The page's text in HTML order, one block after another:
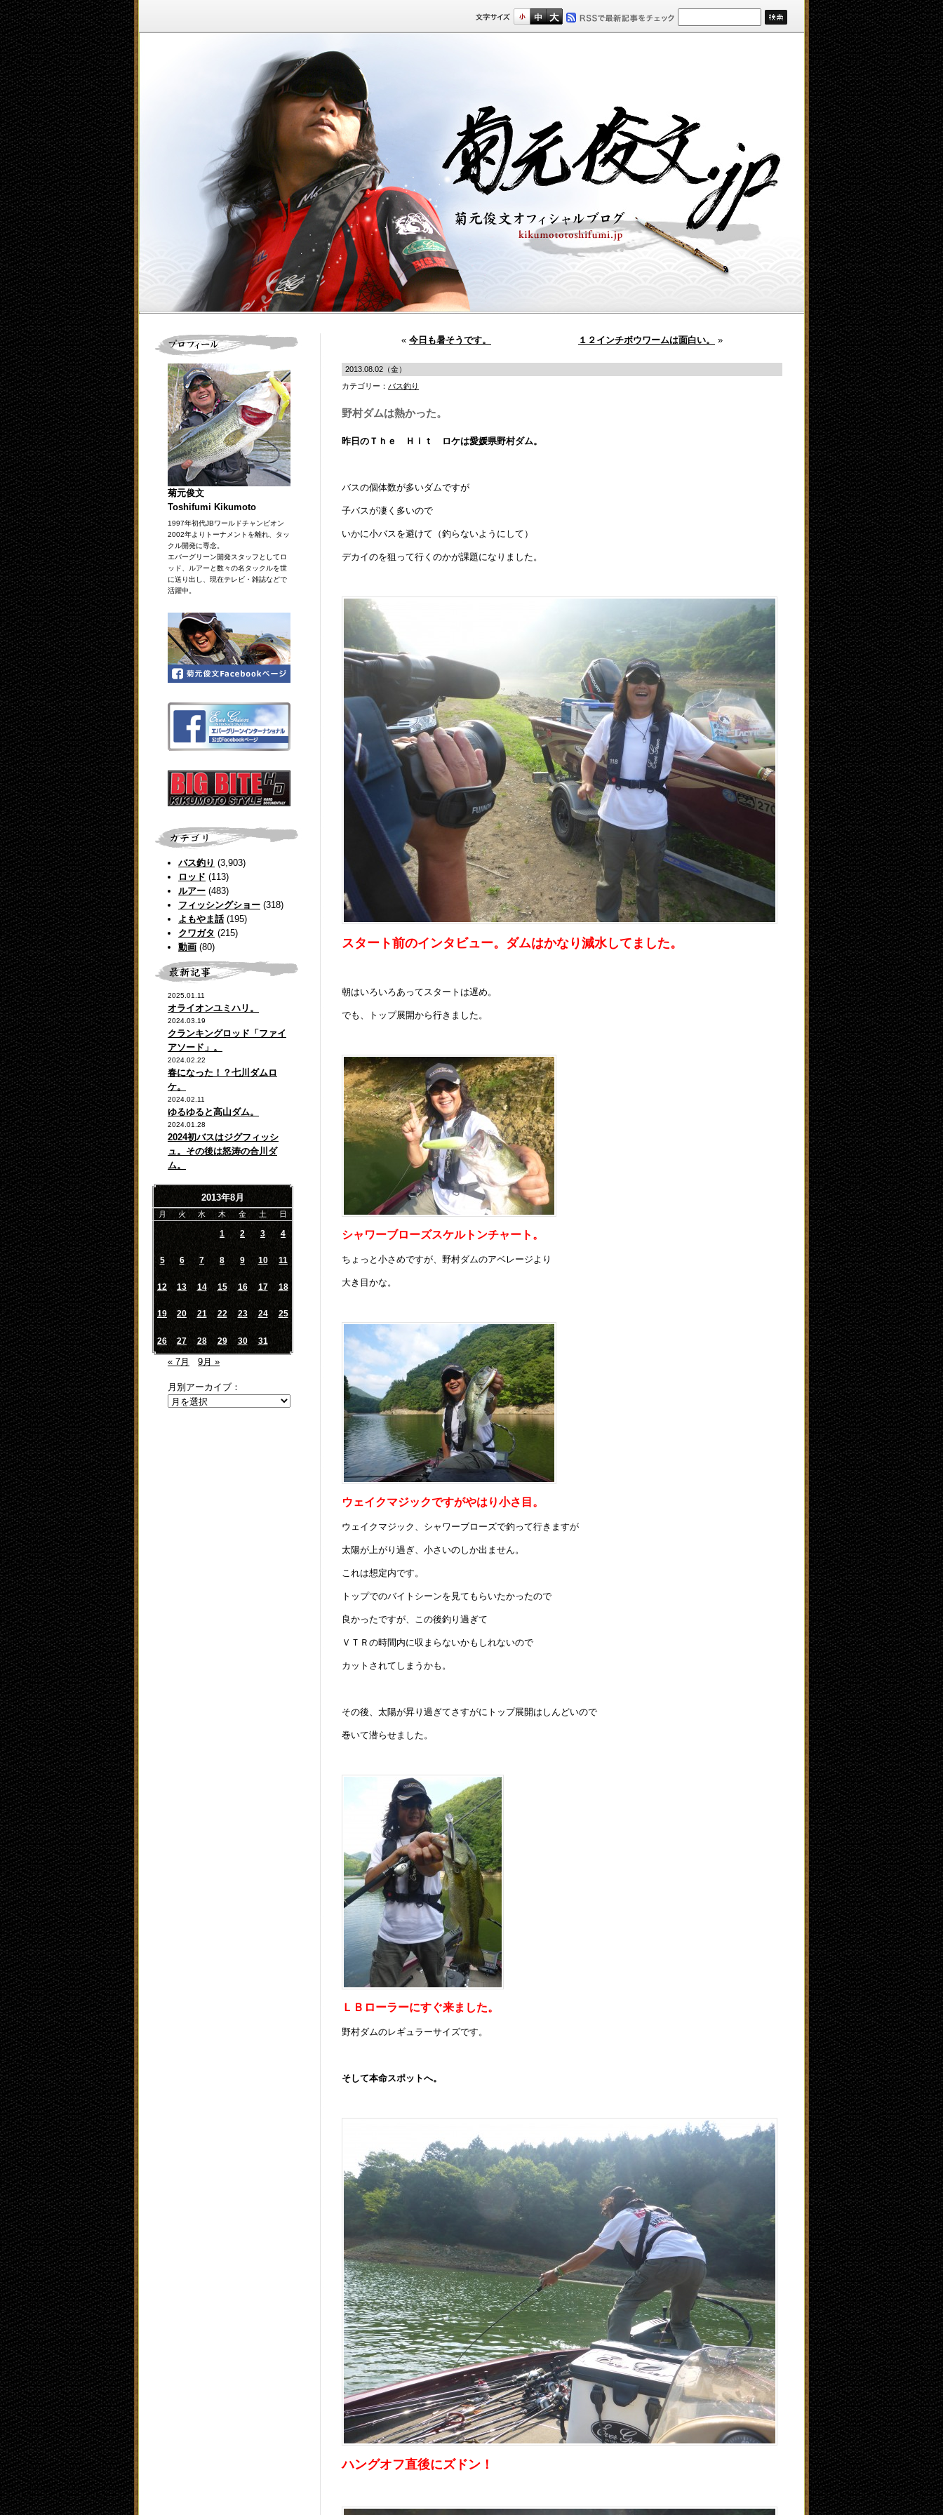
菊元俊文
Toshifumi Kikumoto
1997年初代JBワールドチャンピオン
2002年よりトーナメントを離れ、タッ
クル開発に専念。
エバーグリーン開発スタッフとしてロ
ッド、ルアーと数々の名タックルを世
に送り出し、現在テレビ・雑誌などで
活躍中。
バス釣り (3,903)
ロッド (113)
ルアー (483)
フィッシングショー (318)
よもやま話(195)
クワガタ (215)
動画 (80)
2025.01.11
オライオンユミハリ。
2024.03.19
クランキングロッド「ファイ
アソード」。
2024.02.22
春になった！？七川ダムロ
ケ。
2024.02.11
ゆるゆると高山ダム。
2024.01.28
2024初バスはジグフィッシ
ュ。その後は怒涛の合川ダ
ム。
2013年8月
月 火 水 木 金 土 日
1 2 3 4
5 6 7 8 9 10 11
12 13 14 15 16 17 18
19 20 21 22 23 24 25
26 27 28 29 30 31
« 7月 9月 »
月別アーカイブ：
« 今日も暑そうです。 １２インチボウワームは面白い。 »
2013.08.02（金）
カテゴリー： バス釣り
野村ダムは熱かった。
昨日のＴｈｅ Ｈｉｔ ロケは愛媛県野村ダム。
バスの個体数が多いダムですが
子バスが凄く多いので
いかに小バスを避けて（釣らないようにして）
デカイのを狙って行くのかが課題になりました。
スタート前のインタビュー。ダムはかなり減水してました。
朝はいろいろあってスタートは遅め。
でも、トップ展開から行きました。
シャワーブローズスケルトンチャート。
ちょっと小さめですが、野村ダムのアベレージより
大き目かな。
ウェイクマジックですがやはり小さ目。
ウェイクマジック、シャワーブローズで釣って行きますが
太陽が上がり過ぎ、小さいのしか出ません。
これは想定内です。
トップでのバイトシーンを見てもらいたかったので
良かったですが、この後釣り過ぎて
ＶＴＲの時間内に収まらないかもしれないので
カットされてしまうかも。
その後、太陽が昇り過ぎてさすがにトップ展開はしんどいので
巻いて潜らせました。
ＬＢローラーにすぐ来ました。
野村ダムのレギュラーサイズです。
そして本命スポットへ。
ハングオフ直後にズドン！